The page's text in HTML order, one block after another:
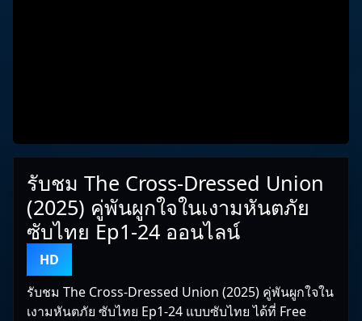
รับชม The Cross-Dressed Union
(2025) คู่พันผูกใจในเงามหันตภัย
ซับไทย Ep1-24 ออนไลน์
HD
รับชม The Cross-Dressed Union (2025) คู่พันผูกใจใน
เงามหันตภัย ซับไทย Ep1-24 แบบซับไทย ได้ที่ Free